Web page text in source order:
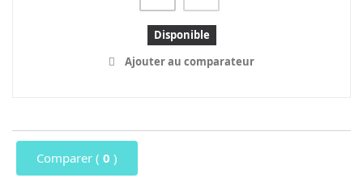
Disponible
Ajouter au comparateur
Comparer ( 0 )